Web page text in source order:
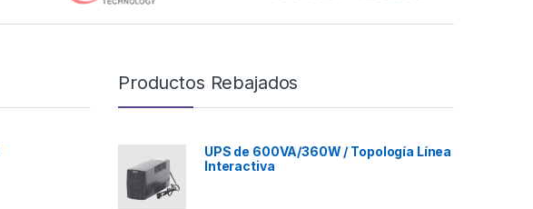
Productos Rebajados
UPS de 600VA/360W / Topología Línea
Interactiva